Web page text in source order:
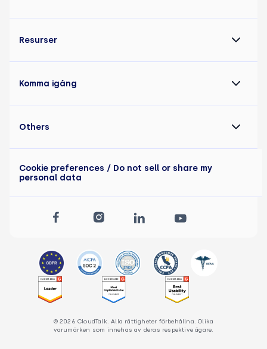
Resurser
Komma igång
© 2026 CloudTalk. Alla rättigheter förbehållna. Olika
varumärken som innehas av deras respektive ägare.
Others
Cookie preferences / Do not sell or share my
personal data